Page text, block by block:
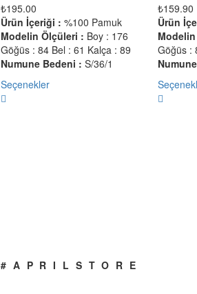
₺195.00
Ürün İçeriği : %100 Pamuk
Modelin Ölçüleri : Boy : 176
Göğüs : 84 Bel : 61 Kalça : 89
Numune Bedeni : S/36/1
Seçenekler
₺159.90
Ürün
Göğüs :
#APRILSTORE